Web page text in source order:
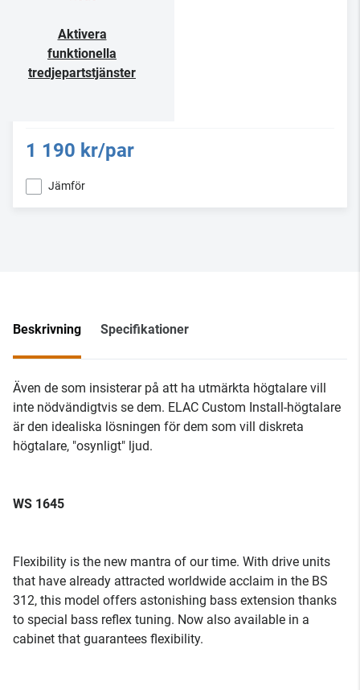
Aktivera
funktionella
tredjepartstjänster
1 190 kr/par
Jämför
Beskrivning Specifikationer
Även de som insisterar på att ha utmärkta högtalare vill
inte nödvändigtvis se dem. ELAC Custom Install-högtalare
är den idealiska lösningen för dem som vill diskreta
högtalare, "osynligt" ljud.
WS 1645
Flexibility is the new mantra of our time. With drive units
that have already attracted worldwide acclaim in the BS
312, this model offers astonishing bass extension thanks
to special bass reflex tuning. Now also available in a
cabinet that guarantees flexibility.